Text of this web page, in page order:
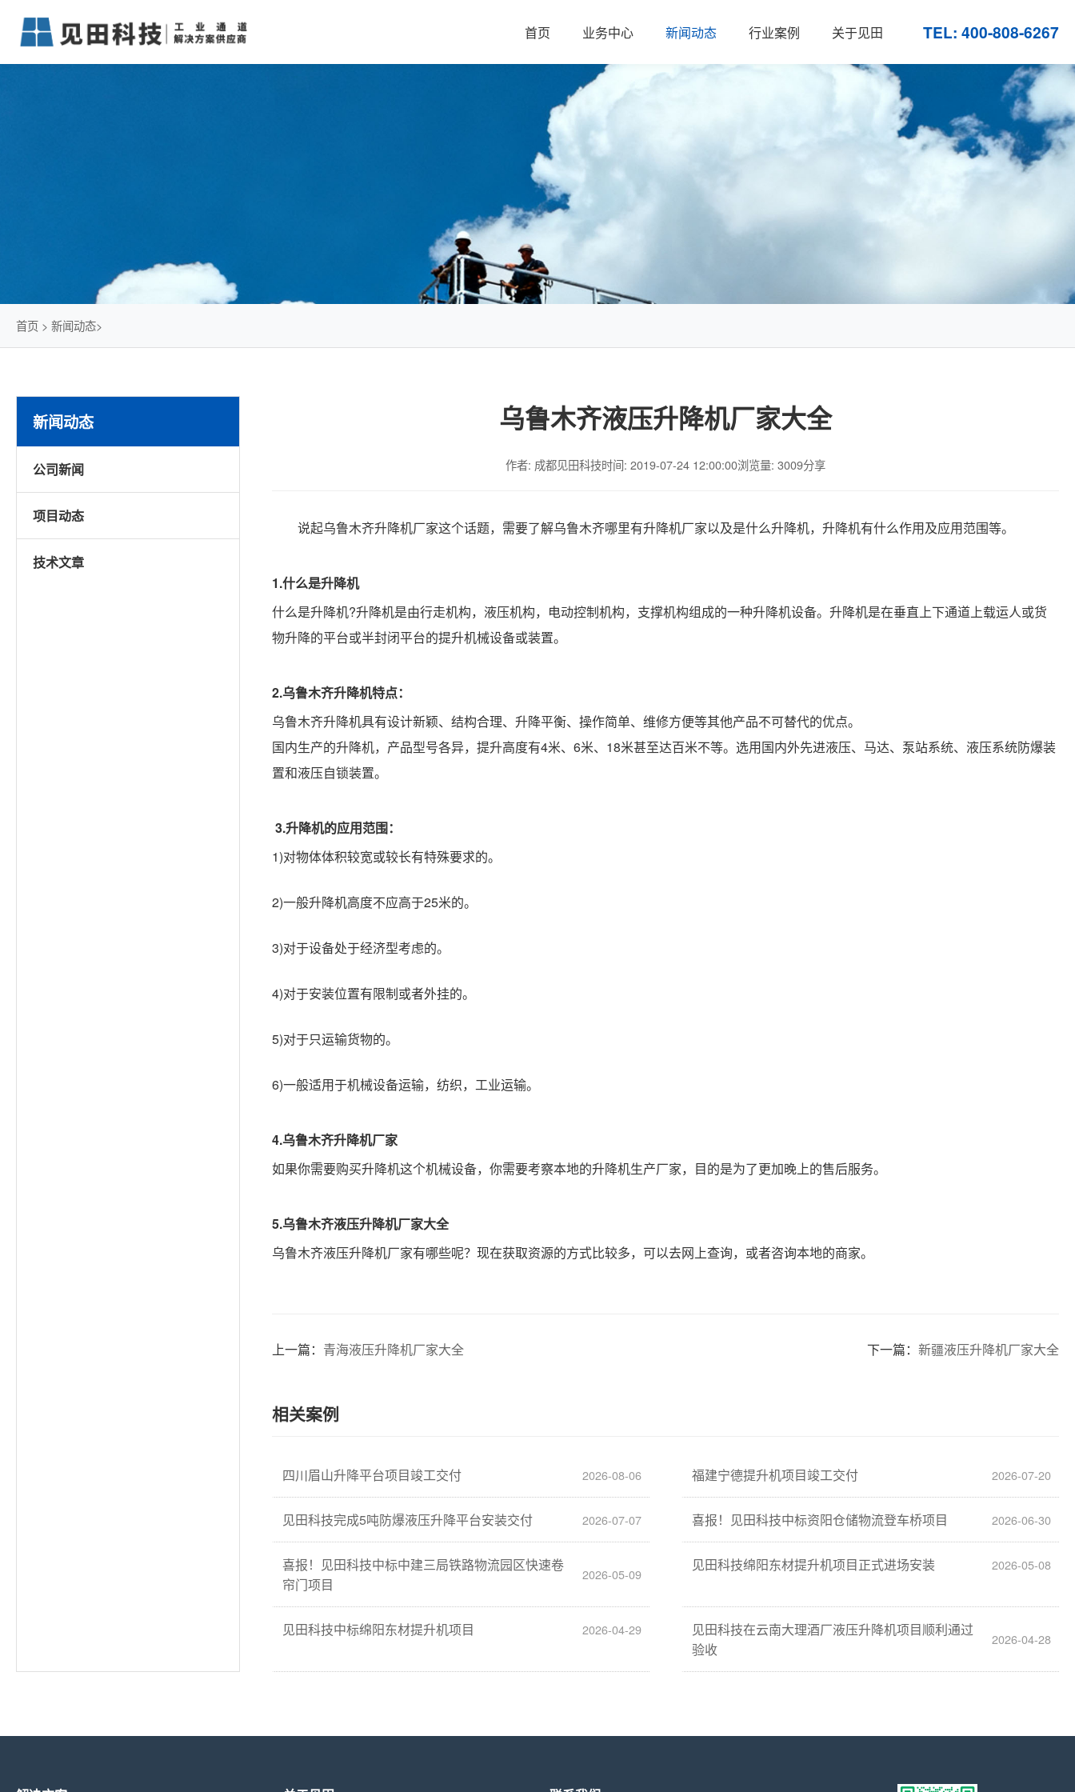
首页 业务中心 新闻动态 行业案例 关于见田 TEL: 400-808-6267
首页 > 新闻动态>
新闻动态
公司新闻
项目动态
技术文章
乌鲁木齐液压升降机厂家大全
作者: 成都见田科技时间: 2019-07-24 12:00:00浏览量: 3009分享
说起乌鲁木齐升降机厂家这个话题，需要了解乌鲁木齐哪里有升降机厂家以及是什么升降机，升降机有什么作用及应用范围等。
1.什么是升降机
什么是升降机?升降机是由行走机构，液压机构，电动控制机构，支撑机构组成的一种升降机设备。升降机是在垂直上下通道上载运人或货
物升降的平台或半封闭平台的提升机械设备或装置。
2.乌鲁木齐升降机特点：
乌鲁木齐升降机具有设计新颖、结构合理、升降平衡、操作简单、维修方便等其他产品不可替代的优点。
国内生产的升降机，产品型号各异，提升高度有4米、6米、18米甚至达百米不等。选用国内外先进液压、马达、泵站系统、液压系统防爆装
置和液压自锁装置。
3.升降机的应用范围：
1)对物体体积较宽或较长有特殊要求的。
2)一般升降机高度不应高于25米的。
3)对于设备处于经济型考虑的。
4)对于安装位置有限制或者外挂的。
5)对于只运输货物的。
6)一般适用于机械设备运输，纺织，工业运输。
4.乌鲁木齐升降机厂家
如果你需要购买升降机这个机械设备，你需要考察本地的升降机生产厂家，目的是为了更加晚上的售后服务。
5.乌鲁木齐液压升降机厂家大全
乌鲁木齐液压升降机厂家有哪些呢？现在获取资源的方式比较多，可以去网上查询，或者咨询本地的商家。
上一篇： 青海液压升降机厂家大全 下一篇： 新疆液压升降机厂家大全
相关案例
四川眉山升降平台项目竣工交付 2026-08-06 福建宁德提升机项目竣工交付 2026-07-20
见田科技完成5吨防爆液压升降平台安装交付 2026-07-07 喜报！见田科技中标资阳仓储物流登车桥项目 2026-06-30
喜报！见田科技中标中建三局铁路物流园区快速卷
帘门项目
2026-05-09
见田科技绵阳东材提升机项目正式进场安装 2026-05-08
见田科技中标绵阳东材提升机项目 2026-04-29
见田科技在云南大理酒厂液压升降机项目顺利通过
验收
2026-04-28